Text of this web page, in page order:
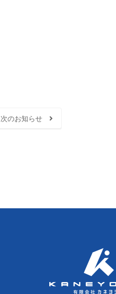
次のお知らせ